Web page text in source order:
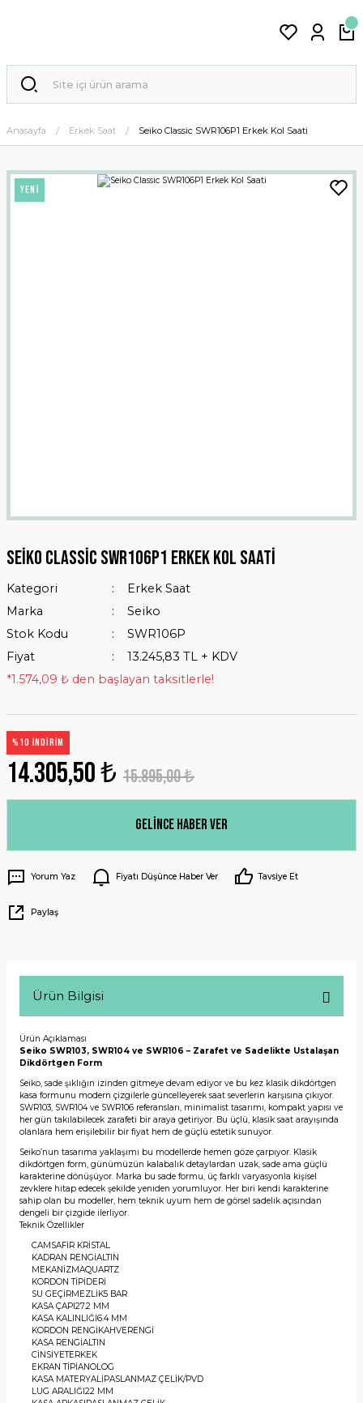
Anasayfa Erkek Saat Seiko Classic SWR106P1 Erkek Kol Saati
YENİ
Seiko Classic SWR106P1 Erkek Kol Saati
Kategori
Erkek Saat
Marka
Seiko
Stok Kodu
SWR106P
Fiyat
13.245,83 TL + KDV
*1.574,09 ₺ den başlayan taksitlerle!
%10 İNDİRİM
14.305,50 ₺ 15.895,00 ₺
Gelince Haber Ver
Yorum Yaz Fiyatı Düşünce Haber Ver Tavsiye Et
Paylaş
Ürün Bilgisi
Ürün Açıklaması
Seiko SWR103, SWR104 ve SWR106 – Zarafet ve Sadelikte Ustalaşan
Dikdörtgen Form
Seiko, sade şıklığın izinden gitmeye devam ediyor ve bu kez klasik dikdörtgen
kasa formunu modern çizgilerle güncelleyerek saat severlerin karşısına çıkıyor.
SWR103, SWR104 ve SWR106 referansları, minimalist tasarımı, kompakt yapısı ve
her gün takılabilecek zarafeti bir araya getiriyor. Bu üçlü, klasik saat arayışında
olanlara hem erişilebilir bir fiyat hem de güçlü estetik sunuyor.
Seiko’nun tasarıma yaklaşımı bu modellerde hemen göze çarpıyor. Klasik
dikdörtgen form, günümüzün kalabalık detaylardan uzak, sade ama güçlü
karakterine dönüşüyor. Marka bu sade formu, üç farklı varyasyonla kişisel
zevklere hitap edecek şekilde yeniden yorumluyor. Her biri kendi karakterine
sahip olan bu modeller, hem teknik uyum hem de görsel sadelik açısından
dengeli bir çizgide ilerliyor.
Teknik Özellikler
CAMSAFİR KRİSTAL
KADRAN RENGİALTIN
MEKANİZMAQUARTZ
KORDON TİPİDERİ
SU GEÇİRMEZLİK5 BAR
KASA ÇAPI27.2 MM
KASA KALINLIĞI6.4 MM
KORDON RENGİKAHVERENGİ
KASA RENGİALTIN
CİNSİYETERKEK
EKRAN TİPİANOLOG
KASA MATERYALİPASLANMAZ ÇELİK/PVD
LUG ARALIĞI22 MM